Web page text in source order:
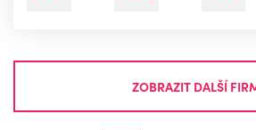
ZOBRAZIT DALŠÍ